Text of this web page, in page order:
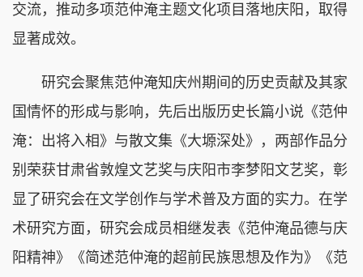
交流，推动多项范仲淹主题文化项目落地庆阳，取得
显著成效。
研究会聚焦范仲淹知庆州期间的历史贡献及其家
国情怀的形成与影响，先后出版历史长篇小说《范仲
淹：出将入相》与散文集《大塬深处》，两部作品分
别荣获甘肃省敦煌文艺奖与庆阳市李梦阳文艺奖，彰
显了研究会在文学创作与学术普及方面的实力。在学
术研究方面，研究会成员相继发表《范仲淹品德与庆
阳精神》《简述范仲淹的超前民族思想及作为》《范